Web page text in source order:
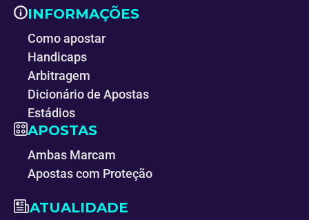
INFORMAÇÕES
Como apostar
Handicaps
Arbitragem
Dicionário de Apostas
Estádios
APOSTAS
Ambas Marcam
Apostas com Proteção
ATUALIDADE